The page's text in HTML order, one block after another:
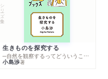
シリーズ・全集
生きものを探究する
─自然を観察するってどういうこと？
小島渉著